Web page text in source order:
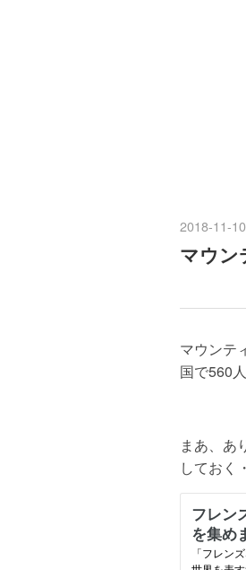
2018-11-10
マウン
マウンテ
国で560
まあ、あ
しておく